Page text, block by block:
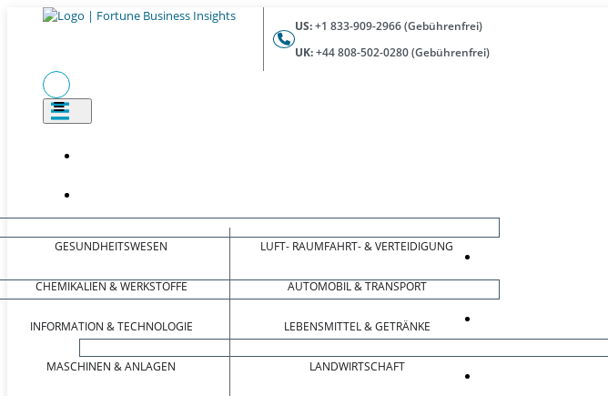
US:+1 833-909-2966 (Gebührenfrei)
UK:+44 808-502-0280 (Gebührenfrei)
GESUNDHEITSWESEN
CHEMIKALIEN & WERKSTOFFE
INFORMATION & TECHNOLOGIE
MASCHINEN & ANLAGEN
LUFT- RAUMFAHRT- & VERTEIDIGUNG
AUTOMOBIL & TRANSPORT
LEBENSMITTEL & GETRÄNKE
LANDWIRTSCHAFT